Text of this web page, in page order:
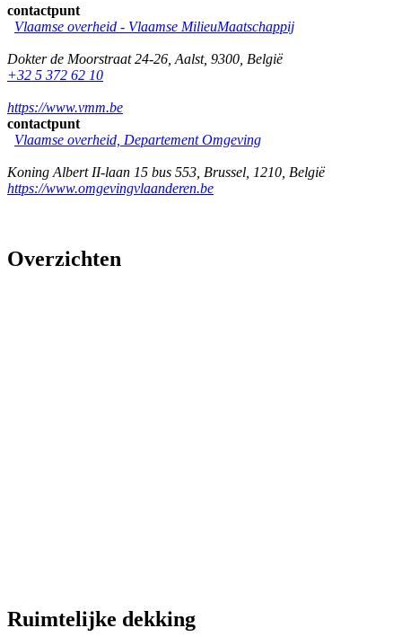
contactpunt
Vlaamse overheid - Vlaamse MilieuMaatschappij
Dokter de Moorstraat 24-26 Aalst, 9300 België
+32 5 372 62 10
https://www.vmm.be
contactpunt
Vlaamse overheid, Departement Omgeving
Koning Albert II-laan 15 bus 553 Brussel 1210 België
https://www.omgevingvlaanderen.be
Overzichten
Ruimtelijke dekking